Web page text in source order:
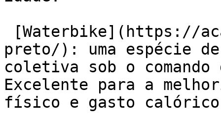
preto/): uma espécie
coletiva sob o
Excelente para a
físico e gasto calórico